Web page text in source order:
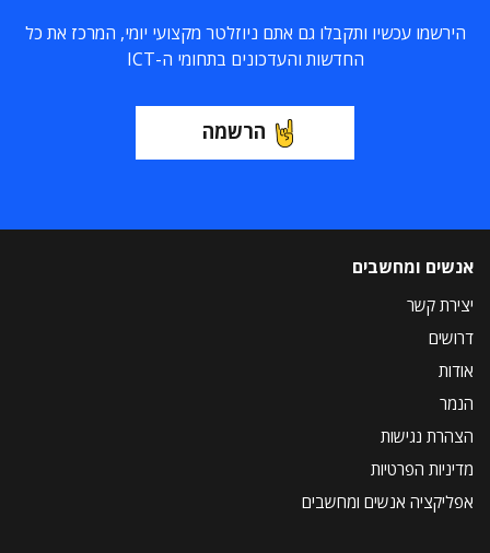
הירשמו עכשיו ותקבלו גם אתם ניוזלטר מקצועי יומי, המרכז את כל
החדשות והעדכונים בתחומי ה-ICT
הרשמה
אנשים ומחשבים
יצירת קשר
דרושים
אודות
הנמר
הצהרת נגישות
מדיניות הפרטיות
אפליקציה אנשים ומחשבים